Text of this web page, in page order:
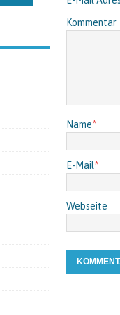
Kommentar
Name*
E-Mail*
Webseite